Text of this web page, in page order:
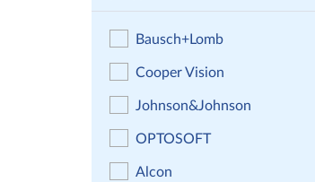
Bausch+Lomb
Cooper Vision
Johnson&Johnson
OPTOSOFT
Alcon